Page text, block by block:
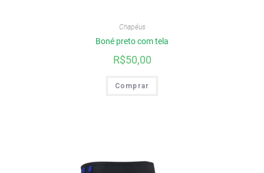
Chapéus
Boné preto com tela
R$50,00
Comprar